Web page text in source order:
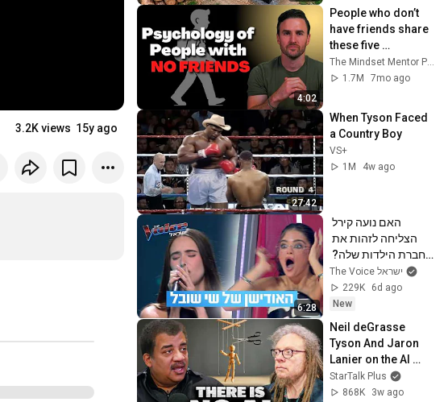
3.2K views 15y ago
4:02
People who don’t
have friends share
these five
personality traits
1.7M
7mo ago
27:42
When Tyson Faced
a Country Boy
VS+
1M
4w ago
6:28
האם נועה קירל
הצליחה לזהות את
האודישן של שי שובל
The Voice ישראל
229K
6d ago
New
Neil deGrasse
Tyson And Jaron
Lanier on the AI
Illusion
StarTalk Plus
868K
3w ago